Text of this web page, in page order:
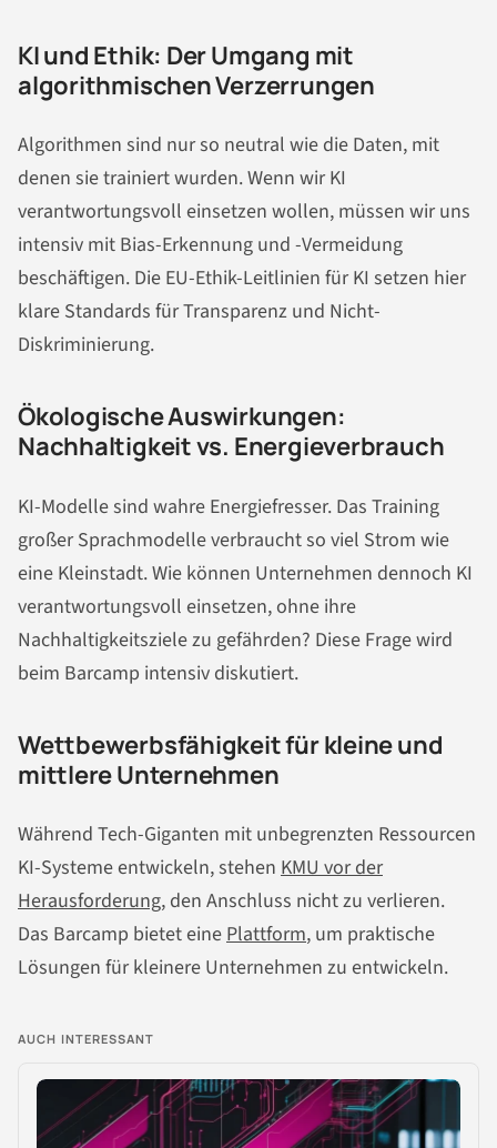
KI und Ethik: Der Umgang mit
algorithmischen Verzerrungen
Algorithmen sind nur so neutral wie die Daten, mit
denen sie trainiert wurden. Wenn wir KI
verantwortungsvoll einsetzen wollen, müssen wir uns
intensiv mit Bias-Erkennung und -Vermeidung
beschäftigen. Die EU-Ethik-Leitlinien für KI setzen hier
klare Standards für Transparenz und Nicht-
Diskriminierung.
Ökologische Auswirkungen:
Nachhaltigkeit vs. Energieverbrauch
KI-Modelle sind wahre Energiefresser. Das Training
großer Sprachmodelle verbraucht so viel Strom wie
eine Kleinstadt. Wie können Unternehmen dennoch KI
verantwortungsvoll einsetzen, ohne ihre
Nachhaltigkeitsziele zu gefährden? Diese Frage wird
beim Barcamp intensiv diskutiert.
Wettbewerbsfähigkeit für kleine und
mittlere Unternehmen
Während Tech-Giganten mit unbegrenzten Ressourcen
KI-Systeme entwickeln, stehen KMU vor der
Herausforderung, den Anschluss nicht zu verlieren.
Das Barcamp bietet einePlattform, um praktische
Lösungen für kleinere Unternehmen zu entwickeln.
AUCH INTERESSANT